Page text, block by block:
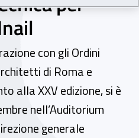
con gli Ordini
di Roma e
alla XXV edizione, si è
nell’Auditorium
generale